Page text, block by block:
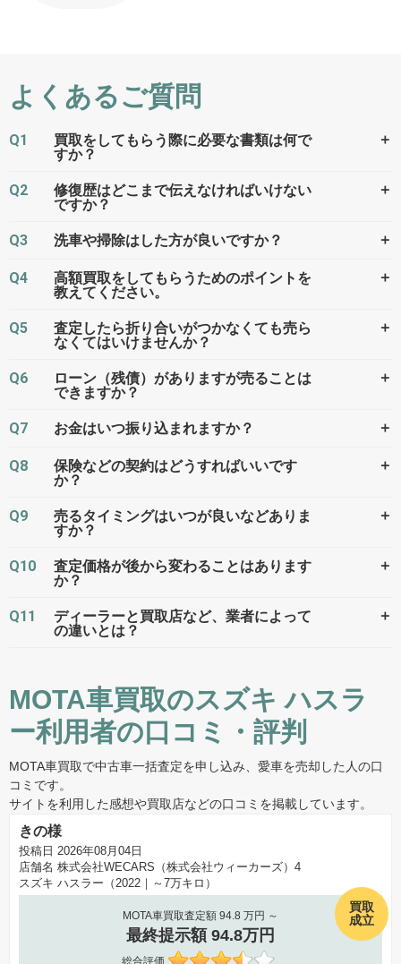
よくあるご質問
Q1
買取をしてもらう際に必要な書類は何で
すか？
＋
Q2
修復歴はどこまで伝えなければいけない
ですか？
＋
Q3 洗車や掃除はした方が良いですか？ ＋
Q4
高額買取をしてもらうためのポイントを
教えてください。
＋
Q5
査定したら折り合いがつかなくても売ら
なくてはいけませんか？
＋
Q6
ローン（残債）がありますが売ることは
できますか？
＋
Q7 お金はいつ振り込まれますか？ ＋
Q8
保険などの契約はどうすればいいです
か？
＋
Q9
売るタイミングはいつが良いなどありま
すか？
＋
Q10
査定価格が後から変わることはあります
か？
＋
Q11
ディーラーと買取店など、業者によって
の違いとは？
＋
MOTA車買取のスズキ ハスラ
ー利用者の口コミ・評判
MOTA車買取で中古車一括査定を申し込み、愛車を売却した人の口
コミです。
サイトを利用した感想や買取店などの口コミを掲載しています。
きの様
投稿日 2026年08月04日
店舗名 株式会社WECARS（株式会社ウィーカーズ）4
スズキ ハスラー（2022｜～7万キロ）
買取
成立
MOTA車買取査定額 94.8 万円 ～
最終提示額 94.8万円